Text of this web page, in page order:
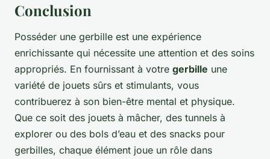
Conclusion
Posséder une gerbille est une expérience
enrichissante qui nécessite une attention et des soins
appropriés. En fournissant à votre gerbille une
variété de jouets sûrs et stimulants, vous
contribuerez à son bien-être mental et physique.
Que ce soit des jouets à mâcher, des tunnels à
explorer ou des bols d’eau et des snacks pour
gerbilles, chaque élément joue un rôle dans